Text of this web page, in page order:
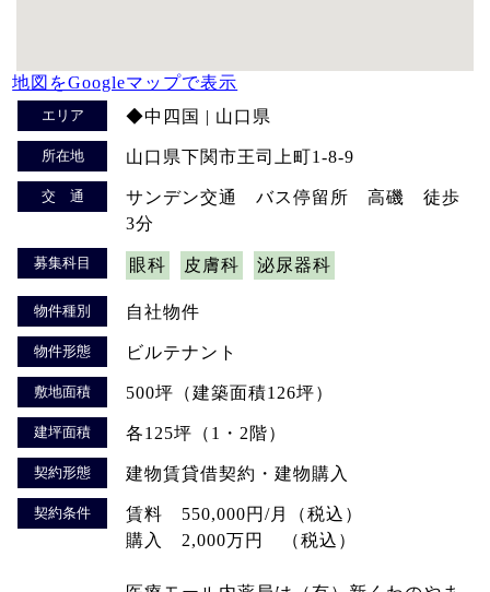
地図をGoogleマップで表示
エリア ◆中四国 | 山口県
所在地 山口県下関市王司上町1-8-9
交 通
サンデン交通 バス停留所 高磯 徒歩
3分
募集科目 眼科 皮膚科 泌尿器科
物件種別 自社物件
物件形態 ビルテナント
敷地面積 500坪（建築面積126坪）
建坪面積 各125坪（1・2階）
契約形態 建物賃貸借契約・建物購入
契約条件
賃料 550,000円/月（税込）
購入 2,000万円 （税込）